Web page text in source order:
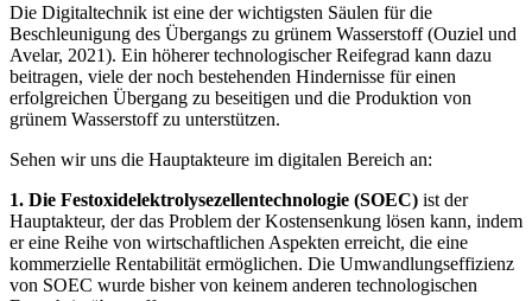
Die Digitaltechnik ist eine der wichtigsten Säulen für die
Beschleunigung des Übergangs zu grünem Wasserstoff (Ouziel und
Avelar, 2021). Ein höherer technologischer Reifegrad kann dazu
beitragen, viele der noch bestehenden Hindernisse für einen
erfolgreichen Übergang zu beseitigen und die Produktion von
grünem Wasserstoff zu unterstützen.
Sehen wir uns die Hauptakteure im digitalen Bereich an:
1. Die Festoxidelektrolysezellentechnologie (SOEC) ist der
Hauptakteur, der das Problem der Kostensenkung lösen kann, indem
er eine Reihe von wirtschaftlichen Aspekten erreicht, die eine
kommerzielle Rentabilität ermöglichen. Die Umwandlungseffizienz
von SOEC wurde bisher von keinem anderen technologischen